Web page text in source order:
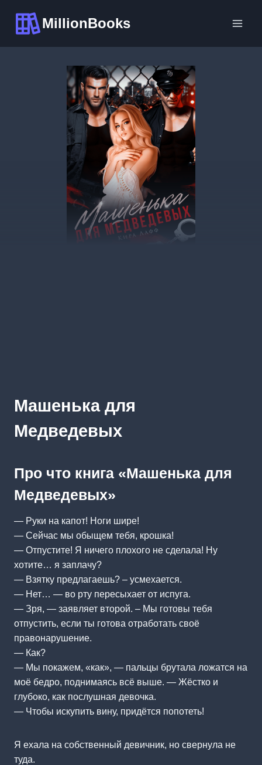
содержимому
MillionBooks
Машенька для
Медведевых
Про что книга «Машенька для
Медведевых»
— Руки на капот! Ноги шире!
— Сейчас мы обыщем тебя, крошка!
— Отпустите! Я ничего плохого не сделала! Ну
хотите… я заплачу?
— Взятку предлагаешь? – усмехается.
— Нет… — во рту пересыхает от испуга.
— Зря, — заявляет второй. – Мы готовы тебя
отпустить, если ты готова отработать своё
правонарушение.
— Как?
— Мы покажем, «как», — пальцы брутала ложатся на
моё бедро, поднимаясь всё выше. — Жёстко и
глубоко, как послушная девочка.
— Чтобы искупить вину, придётся попотеть!
Я ехала на собственный девичник, но свернула не
туда.